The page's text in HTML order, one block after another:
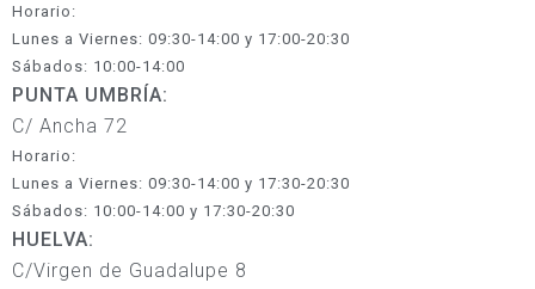
Horario:
Lunes a Viernes: 09:30-14:00 y 17:00-20:30
Sábados: 10:00-14:00
PUNTA UMBRÍA:
C/ Ancha 72
Horario:
Lunes a Viernes: 09:30-14:00 y 17:30-20:30
Sábados: 10:00-14:00 y 17:30-20:30
HUELVA:
C/Virgen de Guadalupe 8